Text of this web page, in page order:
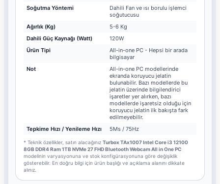
Soğutma Yöntemi
Dahili Fan ve ısı borulu işlemci
soğutucusu
Ağırlık (Kg)
5-6 Kg
Dahili Güç Kaynağı (Watt)
120W
Ürün Tipi
All-in-one PC - Hepsi bir arada
bilgisayar
Not
All-in-one PC modellerinde
ekranda koruyucu jelatin
bulunabilir. Bazı modellerde bu
jelatin üzerinde bilgilendirici
işaretler yer alırken, bazı
modellerde işaretsiz olduğu için
koruyucu jelatin ilk bakışta fark
edilmeyebilir.
Tepkime Hızı / Yenileme Hızı
5Ms / 75Hz
* Teknik özellikler, satın alacağınız Turbox TAx1007 Intel Core i3 12100
8GB DDR4 Ram 1TB NVMe 27 FHD Bluetooth Webcam All in One PC
modelinin varyasyonuna ve stok konfigürasyonuna göre değişiklik
gösterebilir. En doğru bilgi için ürün başlığı ve açıklama alanını dikkate
alınız.